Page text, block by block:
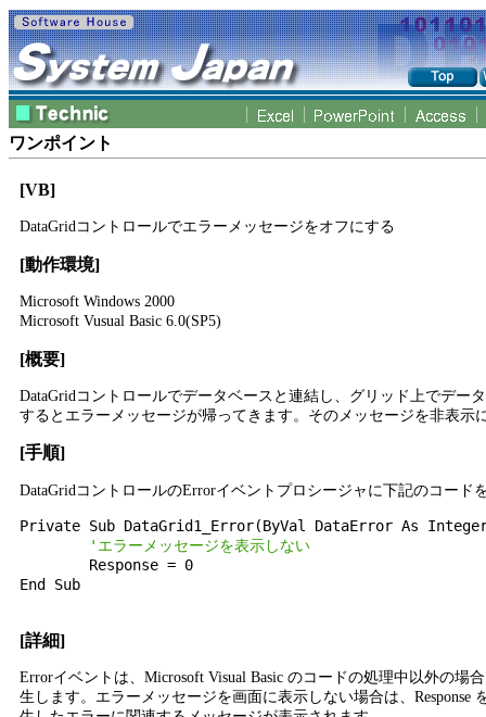
ワンポイント
[VB]
DataGridコントロールでエラーメッセージをオフにする
[動作環境]
Microsoft Windows 2000
Microsoft Vusual Basic 6.0(SP5)
[概要]
DataGridコントロールでデータベースと連結し、グリッド上でデー
するとエラーメッセージが帰ってきます。そのメッセージを非表示
[手順]
DataGridコントロールのErrorイベントプロシージャに下記のコード
Private Sub DataGrid1_Error(ByVal DataError As
'エラーメッセージを表示しない
End Sub
[詳細]
Errorイベントは、Microsoft Visual Basic のコードの処理中以外の場
生します。エラーメッセージを画面に表示しない場合は、Response